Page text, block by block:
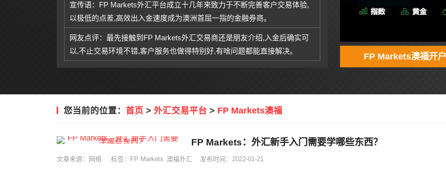
宣传语：FP Markets外汇平台成立十几年来致力于不断完善客户交易体验,
以极低的点差,高效出入金速度成为澳洲首屈一指的金融券商。
网友点评：最先接触到FP Markets外汇交易商还是朋友介绍,入金后确实可
以,不止交易环境不错,客户服务也做得特别好,有啥问题都能直接解决。
FP Markets澳福开户
您当前的位置： 首页 > 外汇交易平台 > FP Markets澳福
FP Markets：外汇新手入门需要学哪些东西？
文章来源：网络 标签： FP Markets 澳福外汇 发布时间：2022-01-21